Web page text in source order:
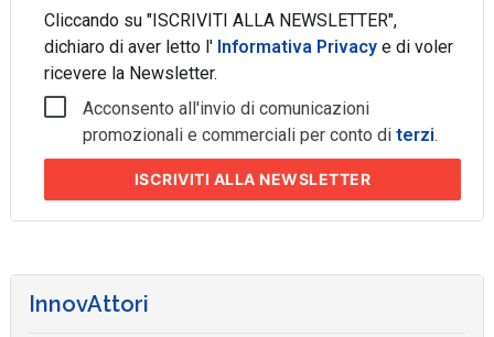
Cliccando su "ISCRIVITI ALLA NEWSLETTER",
dichiaro di aver letto l' Informativa Privacye di voler
ricevere la Newsletter.
Acconsento all'invio di comunicazioni
promozionali e commerciali per conto diterzi.
ISCRIVITI ALLA NEWSLETTER
InnovAttori